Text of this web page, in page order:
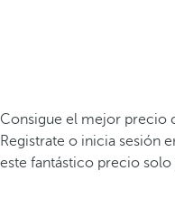
Consigue el mejor precio
Registrate o inicia sesión
este fantástico precio